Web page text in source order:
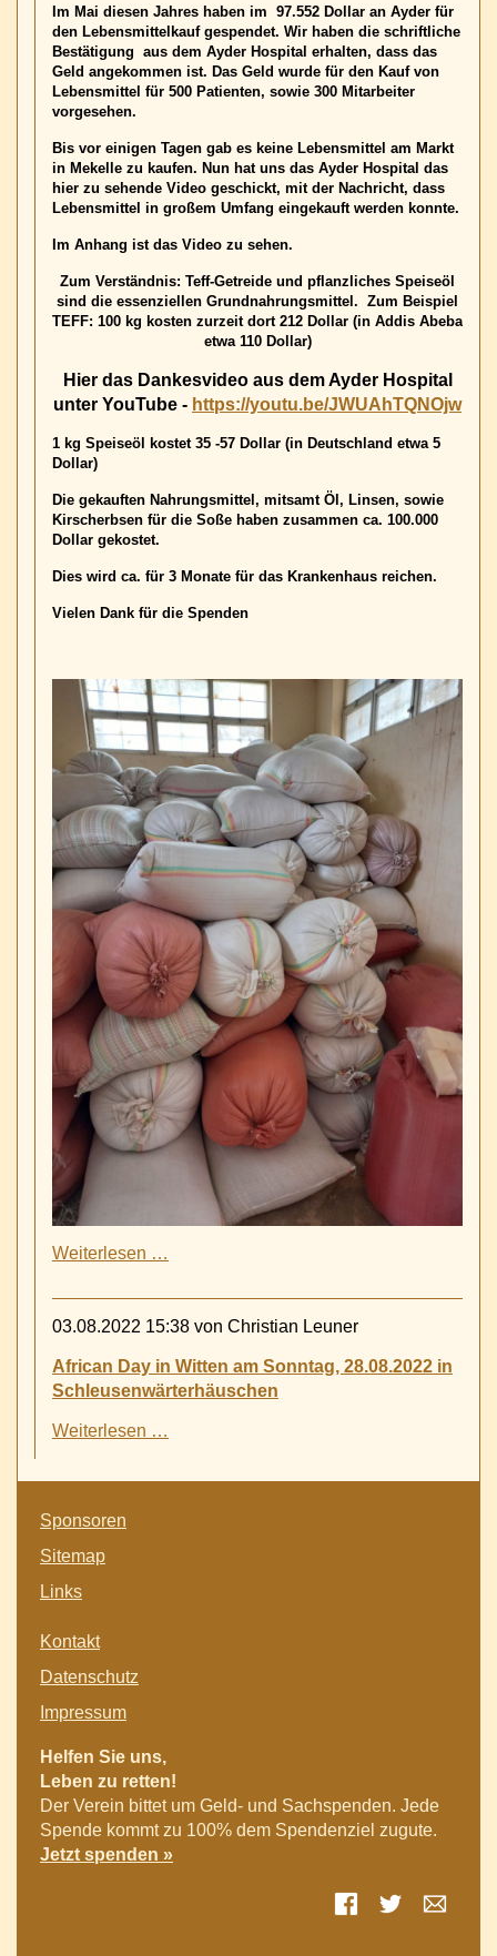
eln
großes
Erlebnis
und
Erfolg
Im Mai diesen Jahres haben im 97.552 Dollar an Ayder für
den Lebensmittelkauf gespendet. Wir haben die schriftliche
Bestätigung aus dem Ayder Hospital erhalten, dass das
Geld angekommen ist. Das Geld wurde für den Kauf von
Lebensmittel für 500 Patienten, sowie 300 Mitarbeiter
vorgesehen.
Bis vor einigen Tagen gab es keine Lebensmittel am Markt
in Mekelle zu kaufen. Nun hat uns das Ayder Hospital das
hier zu sehende Video geschickt, mit der Nachricht, dass
Lebensmittel in großem Umfang eingekauft werden konnte.
Im Anhang ist das Video zu sehen.
Zum Verständnis: Teff-Getreide und pflanzliches Speiseöl
sind die essenziellen Grundnahrungsmittel. Zum Beispiel
TEFF: 100 kg kosten zurzeit dort 212 Dollar (in Addis Abeba
etwa 110 Dollar)
Hier das Dankesvideo aus dem Ayder Hospital
unter YouTube - https://youtu.be/JWUAhTQNOjw
1 kg Speiseöl kostet 35 -57 Dollar (in Deutschland etwa 5
Dollar)
Die gekauften Nahrungsmittel, mitsamt Öl, Linsen, sowie
Kirscherbsen für die Soße haben zusammen ca. 100.000
Dollar gekostet.
Dies wird ca. für 3 Monate für das Krankenhaus reichen.
Vielen Dank für die Spenden
Weiterlesen …
endlich
von
Spenden
Teff
03.08.2022 15:38 von Christian Leuner
African Day in Witten am Sonntag, 28.08.2022 in
Schleusenwärterhäuschen
Weiterlesen …
Navigation
überspringen
Sponsoren
Sitemap
Links
Navigation
überspringen
Kontakt
Datenschutz
Impressum
Helfen Sie uns,
Leben zu retten!
Der Verein bittet um Geld- und Sachspenden. Jede
Spende kommt zu 100% dem Spendenziel zugute.
Jetzt spenden »
Facebook
Twitter